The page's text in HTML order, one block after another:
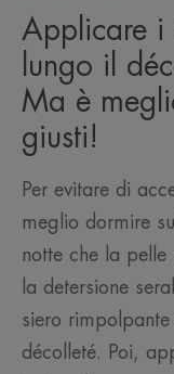
Applicare i
lungo il
Ma è
giusti!
Per evitare di
meglio dormire
notte che la
la detersione
siero rimpolpante
décolleté. Poi,